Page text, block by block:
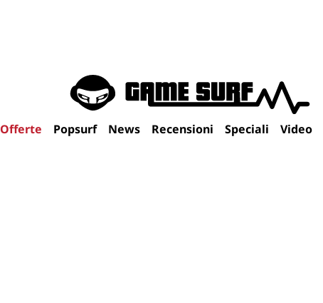
Offerte Popsurf News Recensioni Speciali Video